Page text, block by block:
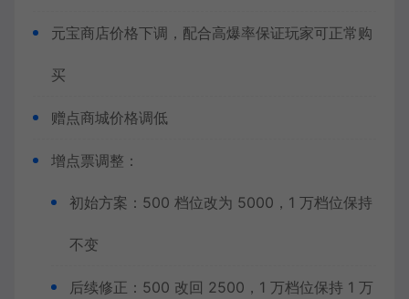
元宝商店价格下调，配合高爆率保证玩家可正常购
买
赠点商城价格调低
增点票调整：
初始方案：500 档位改为 5000，1 万档位保持
不变
后续修正：500 改回 2500，1 万档位保持 1 万